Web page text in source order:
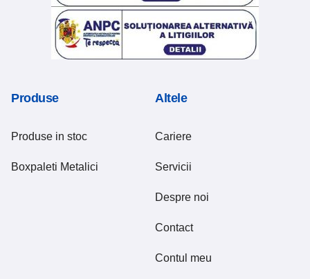
Produse
Produse in stoc
Boxpaleti Metalici
Altele
Cariere
Servicii
Despre noi
Contact
Contul meu